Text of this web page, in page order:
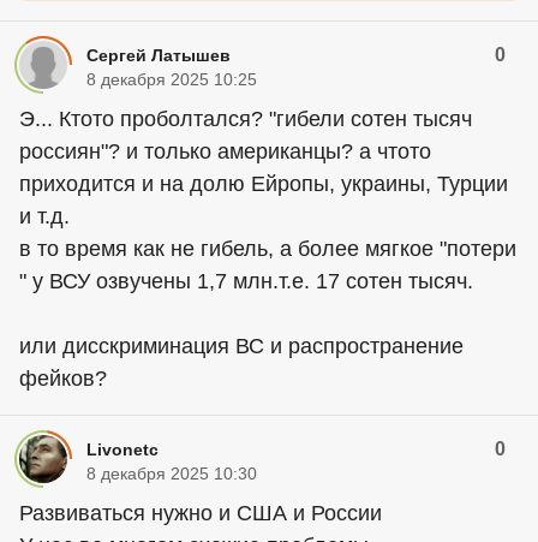
Сергей Латышев 0
8 декабря 2025 10:25
Э... Ктото проболтался? "гибели сотен тысяч
россиян"? и только американцы? а чтото
приходится и на долю Ейропы, украины, Турции
и т.д.
в то время как не гибель, а более мягкое "потери
" у ВСУ озвучены 1,7 млн.т.е. 17 сотен тысяч.
или дисскриминация ВС и распространение
фейков?
Livonetc 0
8 декабря 2025 10:30
Развиваться нужно и США и России